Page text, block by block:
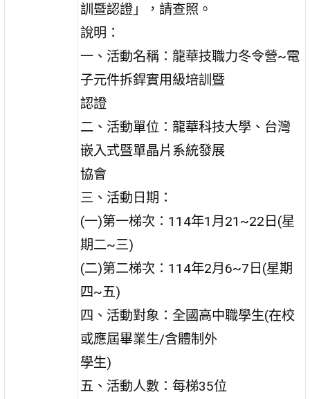
訓暨認證」，請查照。
說明：
一、活動名稱：龍華技職力冬令營~電
子元件拆銲實用級培訓暨
認證
二、活動單位：龍華科技大學、台灣
嵌入式暨單晶片系統發展
協會
三、活動日期：
(一)第一梯次：114年1月21~22日(星
期二~三)
(二)第二梯次：114年2月6~7日(星期
四~五)
四、活動對象：全國高中職學生(在校
或應屆畢業生/含體制外
學生)
五、活動人數：每梯35位